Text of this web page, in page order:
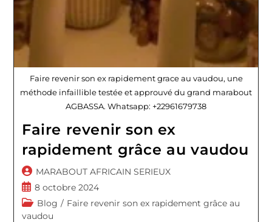
Faire revenir son ex rapidement grace au vaudou, une
méthode infaillible testée et approuvé du grand marabout
AGBASSA. Whatsapp: +22961679738
Faire revenir son ex
rapidement grâce au vaudou
Auteur/autrice
de
la
publication :
MARABOUT AFRICAIN SERIEUX
Publication
publiée :
8 octobre 2024
Post
category:
Blog / Faire revenir son ex rapidement grâce au
vaudou